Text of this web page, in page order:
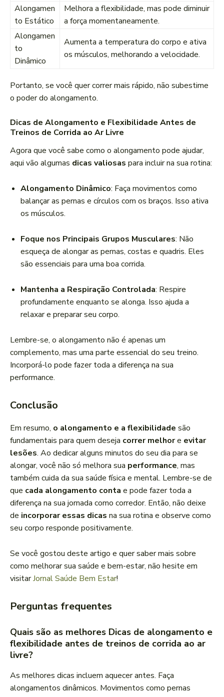
Alongamen
to Estático
Melhora a flexibilidade, mas pode diminuir
a força momentaneamente.
Alongamen
to
Dinâmico
Aumenta a temperatura do corpo e ativa
os músculos, melhorando a velocidade.
Portanto, se você quer correr mais rápido, não subestime
o poder do alongamento.
Dicas de Alongamento e Flexibilidade Antes de
Treinos de Corrida ao Ar Livre
Agora que você sabe como o alongamento pode ajudar,
aqui vão algumas dicas valiosas para incluir na sua rotina:
Alongamento Dinâmico: Faça movimentos como
balançar as pernas e círculos com os braços. Isso ativa
os músculos.
Foque nos Principais Grupos Musculares: Não
esqueça de alongar as pernas, costas e quadris. Eles
são essenciais para uma boa corrida.
Mantenha a Respiração Controlada: Respire
profundamente enquanto se alonga. Isso ajuda a
relaxar e preparar seu corpo.
Lembre-se, o alongamento não é apenas um
complemento, mas uma parte essencial do seu treino.
Incorporá-lo pode fazer toda a diferença na sua
performance.
Conclusão
Em resumo, o alongamento e a flexibilidade são
fundamentais para quem deseja correr melhore evitar
lesões. Ao dedicar alguns minutos do seu dia para se
alongar, você não só melhora sua performance, mas
também cuida da sua saúde física e mental. Lembre-se de
que cada alongamento conta e pode fazer toda a
diferença na sua jornada como corredor. Então, não deixe
de incorporar essas dicas na sua rotina e observe como
seu corpo responde positivamente.
Se você gostou deste artigo e quer saber mais sobre
como melhorar sua saúde e bem-estar, não hesite em
visitarJornal Saúde Bem Estar!
Perguntas frequentes
Quais são as melhores Dicas de alongamento e
flexibilidade antes de treinos de corrida ao ar
livre?
As melhores dicas incluem aquecer antes. Faça
alongamentos dinâmicos. Movimentos como pernas